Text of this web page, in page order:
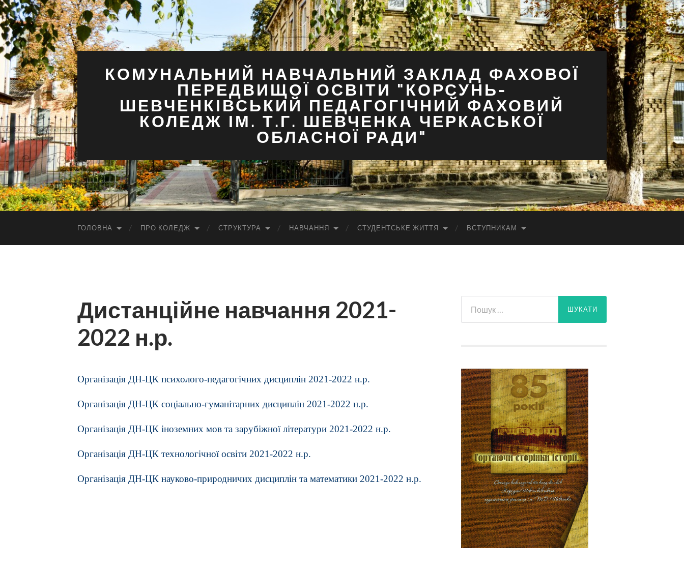
КОМУНАЛЬНИЙ НАВЧАЛЬНИЙ ЗАКЛАД ФАХОВОЇ
ПЕРЕДВИЩОЇ ОСВІТИ "КОРСУНЬ-
ШЕВЧЕНКІВСЬКИЙ ПЕДАГОГІЧНИЙ ФАХОВИЙ
КОЛЕДЖ ІМ. Т.Г. ШЕВЧЕНКА ЧЕРКАСЬКОЇ
ОБЛАСНОЇ РАДИ"
ГОЛОВНА ПРО КОЛЕДЖ СТРУКТУРА НАВЧАННЯ СТУДЕНТСЬКЕ ЖИТТЯ ВСТУПНИКАМ
Дистанційне навчання 2021-
2022 н.р.
Організація ДН-ЦК психолого-педагогічних дисциплін 2021-2022 н.р.
Організація ДН-ЦК соціально-гуманітарних дисциплін 2021-2022 н.р.
Організація ДН-ЦК іноземних мов та зарубіжної літератури 2021-2022 н.р.
Організація ДН-ЦК технологічної освіти 2021-2022 н.р.
Організація ДН-ЦК науково-природничих дисциплін та математики 2021-2022 н.р.